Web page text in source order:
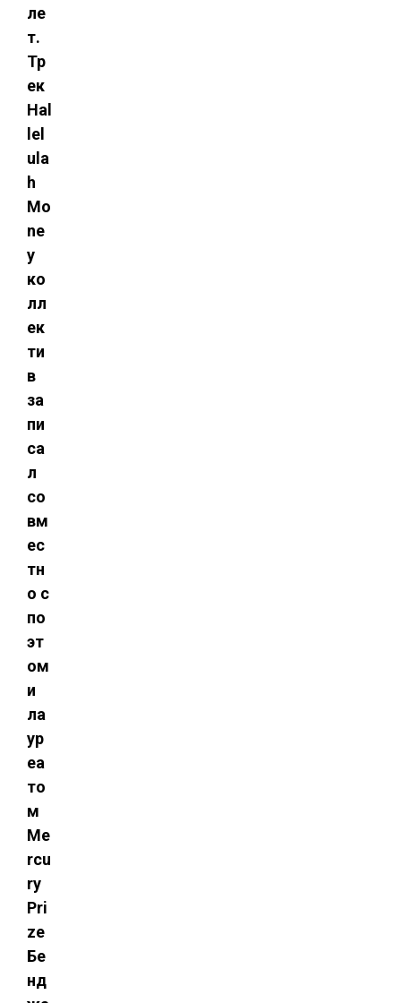
ле
т.
Тр
ек
Hal
lel
ula
h
Mo
ne
y
ко
лл
ек
ти
в
за
пи
са
л
со
вм
ес
тн
о с
по
эт
ом
и
ла
ур
еа
то
м
Me
rcu
ry
Pri
ze
Бе
нд